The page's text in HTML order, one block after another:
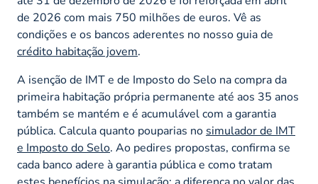
de 2026 com mais 750 milhões de euros. Vê as
condições e os bancos aderentes no nosso guia de
crédito habitação jovem.
A isenção de IMT e de Imposto do Selo na compra da
primeira habitação própria permanente até aos 35 anos
também se mantém e é acumulável com a garantia
pública. Calcula quanto pouparias no simulador de IMT
e Imposto do Selo. Ao pedires propostas, confirma se
cada banco adere à garantia pública e como tratam